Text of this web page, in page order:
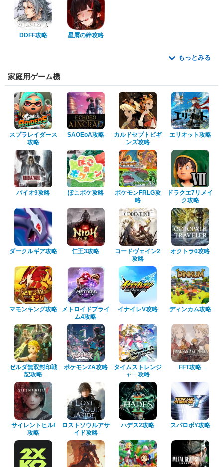
DDFF攻略 星屑の絆攻略
もっとみる
家庭用ゲーム機
スプラレイダース
攻略
SAOEoA攻略
カルドセプトビギ
ンズ攻略
エリオット攻略
バイオ9攻略 ぽこポケ攻略
ポケモンFRLG攻
略
ドラクエ7リメイ
ク攻略
ダークルギア攻略 仁王3攻略
コードヴェイン2
攻略
オクトラ0攻略
マモンキング攻略
メトロイドプライ
ム4攻略
イナイレV攻略 ディンカム攻略
ゼルダ無双封印戦
記攻略
ポケモンZA攻略
タイムストレンジ
ャー攻略
FFT攻略
サイレントヒルf
攻略
ロストソウルアサ
イド攻略
ハデス2攻略 スパロボY攻略